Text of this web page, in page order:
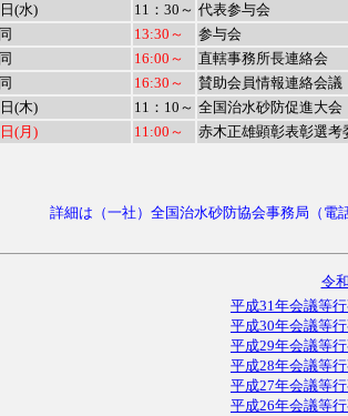
(水)
11：30～ 代表参与会
13:30～
参与会
16:00～
直轄事務所長連絡会
16:30～
賛助会員情報連絡会議
(木)
11：10～ 全国治水砂防促進大会
(月)
11:00～ 赤木正雄顕彰表彰選考
詳細は（一社）全国治水砂防協会事務局（電
令
平成31年会議等
平成30年会議等
平成29年会議等
平成28年会議等
平成27年会議等
平成26年会議等